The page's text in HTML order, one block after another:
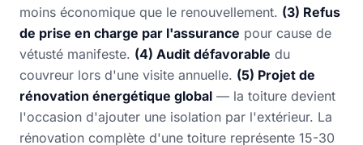
moins économique que le renouvellement. (3) Refus
de prise en charge par l'assurance pour cause de
vétusté manifeste. (4) Audit défavorable du
couvreur lors d'une visite annuelle. (5) Projet de
rénovation énergétique global — la toiture devient
l'occasion d'ajouter une isolation par l'extérieur. La
rénovation complète d'une toiture représente 15-30